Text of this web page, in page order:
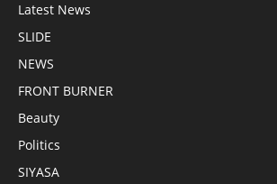
Latest News
SLIDE
NEWS
FRONT BURNER
Beauty
Politics
SIYASA